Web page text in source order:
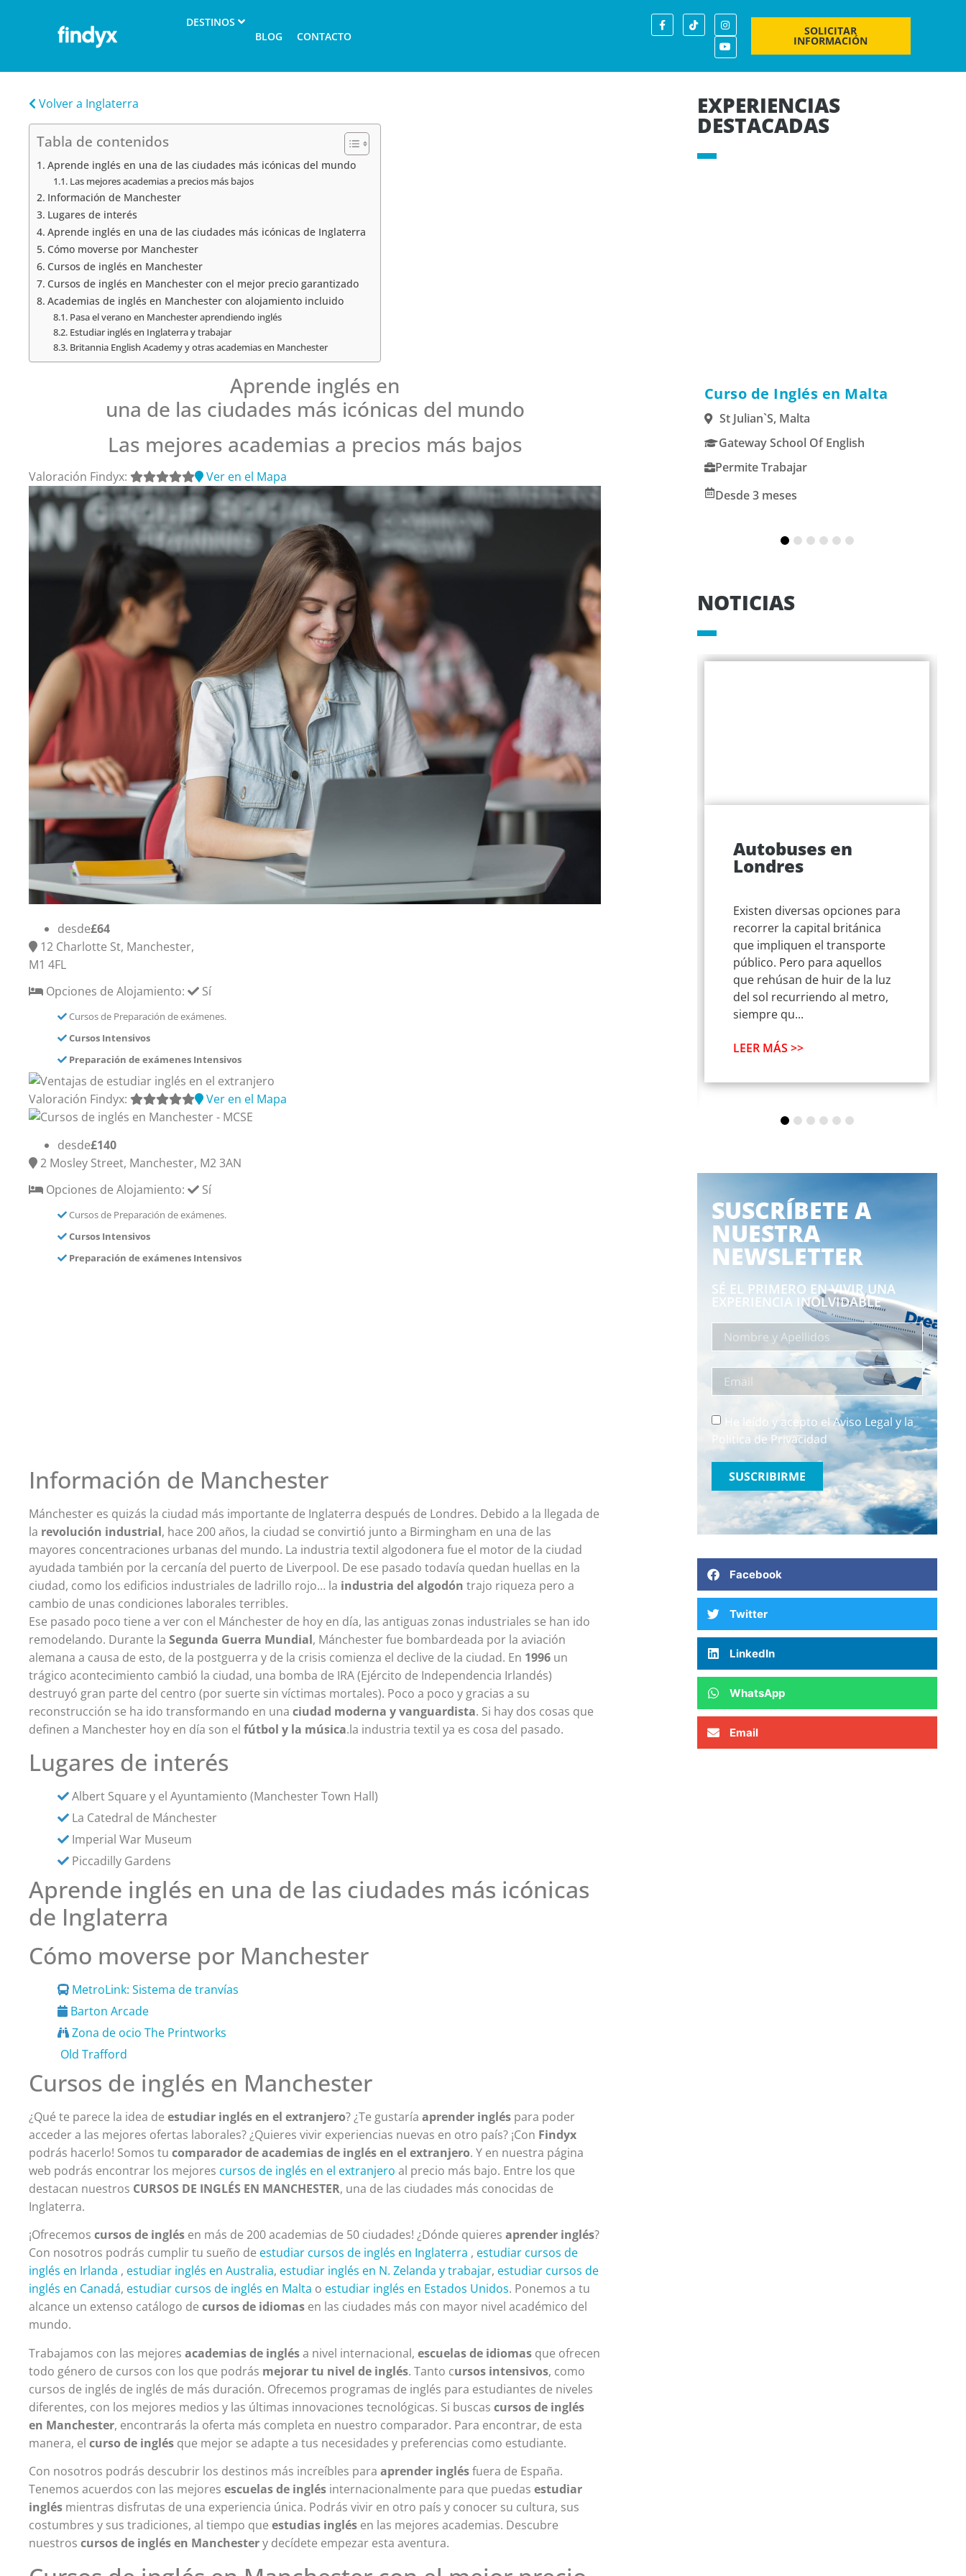
DESTINOS
BLOG
CONTACTO SOLICITAR
INFORMACIÓN
Volver a Inglaterra
Tabla de contenidos
Aprende inglés en una de las ciudades más icónicas del mundo
Las mejores academias a precios más bajos
Información de Manchester
Lugares de interés
Aprende inglés en una de las ciudades más icónicas de Inglaterra
Cómo moverse por Manchester
Cursos de inglés en Manchester
Cursos de inglés en Manchester con el mejor precio garantizado
Academias de inglés en Manchester con alojamiento incluido
Pasa el verano en Manchester aprendiendo inglés
Estudiar inglés en Inglaterra y trabajar
Britannia English Academy y otras academias en Manchester
Aprende inglés en
una de las ciudades más icónicas del mundo
Las mejores academias a precios más bajos
Valoración Findyx: Ver en el Mapa
desde£64
12 Charlotte St, Manchester,
M1 4FL
Opciones de Alojamiento:
Sí
Cursos de Preparación de exámenes.
Cursos Intensivos
Preparación de exámenes Intensivos
Valoración Findyx: Ver en el Mapa
desde£140
2 Mosley Street, Manchester, M2 3AN
Opciones de Alojamiento:
Sí
Cursos de Preparación de exámenes.
Cursos Intensivos
Preparación de exámenes Intensivos
Información de Manchester
Mánchester es quizás la ciudad más importante de Inglaterra después de Londres. Debido a la llegada de
la revolución industrial, hace 200 años, la ciudad se convirtió junto a Birmingham en una de las
mayores concentraciones urbanas del mundo. La industria textil algodonera fue el motor de la ciudad
ayudada también por la cercanía del puerto de Liverpool. De ese pasado todavía quedan huellas en la
ciudad, como los edificios industriales de ladrillo rojo… la industria del algodón trajo riqueza pero a
cambio de unas condiciones laborales terribles.
Ese pasado poco tiene a ver con el Mánchester de hoy en día, las antiguas zonas industriales se han ido
remodelando. Durante laSegunda Guerra Mundial, Mánchester fue bombardeada por la aviación
alemana a causa de esto, de la postguerra y de la crisis comienza el declive de la ciudad. En 1996 un
trágico acontecimiento cambió la ciudad, una bomba de IRA (Ejército de Independencia Irlandés)
destruyó gran parte del centro (por suerte sin víctimas mortales). Poco a poco y gracias a su
reconstrucción se ha ido transformando en unaciudad moderna y vanguardista. Si hay dos cosas que
definen a Manchester hoy en día son elfútbol y la música.la industria textil ya es cosa del pasado.
Lugares de interés
Albert Square y el Ayuntamiento (Manchester Town Hall)
La Catedral de Mánchester
Imperial War Museum
Piccadilly Gardens
Aprende inglés en una de las ciudades más icónicas
de Inglaterra
Cómo moverse por Manchester
MetroLink: Sistema de tranvías
Barton Arcade
Zona de ocio The Printworks
Old Trafford
Cursos de inglés en Manchester
¿Qué te parece la idea deestudiar inglés en el extranjero? ¿Te gustaríaaprender inglés para poder
acceder a las mejores ofertas laborales? ¿Quieres vivir experiencias nuevas en otro país? ¡Con Findyx
podrás hacerlo! Somos tucomparador de academias de inglés en el extranjero. Y en nuestra página
web podrás encontrar los mejores cursos de inglés en el extranjero al precio más bajo. Entre los que
destacan nuestros CURSOS DE INGLÉS EN MANCHESTER, una de las ciudades más conocidas de
Inglaterra.
¡Ofrecemoscursos de inglés en más de 200 academias de 50 ciudades! ¿Dónde quieresaprender inglés?
Con nosotros podrás cumplir tu sueño de estudiar cursos de inglés en Inglaterra , estudiar cursos de
inglés en Irlanda , estudiar inglés en Australia, estudiar inglés en N. Zelanda y trabajar, estudiar cursos de
inglés en Canadá, estudiar cursos de inglés en Malta o estudiar inglés en Estados Unidos. Ponemos a tu
alcance un extenso catálogo decursos de idiomas en las ciudades más con mayor nivel académico del
mundo.
Trabajamos con las mejoresacademias de inglésa nivel internacional,escuelas de idiomas que ofrecen
todo género de cursos con los que podrás mejorar tu nivel de inglés. Tanto cursos intensivos, como
cursos de inglés de inglés de más duración. Ofrecemos programas de inglés para estudiantes de niveles
diferentes, con los mejores medios y las últimas innovaciones tecnológicas. Si buscascursos de inglés
en Manchester, encontrarás la oferta más completa en nuestro comparador. Para encontrar, de esta
manera, elcurso de inglés que mejor se adapte a tus necesidades y preferencias como estudiante.
Con nosotros podrás descubrir los destinos más increíbles paraaprender inglésfuera de España.
Tenemos acuerdos con las mejoresescuelas de inglés internacionalmente para que puedasestudiar
inglés mientras disfrutas de una experiencia única. Podrás vivir en otro país y conocer su cultura, sus
costumbres y sus tradiciones, al tiempo queestudias inglés en las mejores academias. Descubre
nuestroscursos de inglés en Manchestery decídete empezar esta aventura.
EXPERIENCIAS
DESTACADAS
Gold Coast
Pacific English Study
6 meses
Curso de Inglés en Malta
St Julian`s, Malta
Gateway School Of English
Permite Trabajar
Desde 3 meses
NOTICIAS
Academias para
Estudiar Inglés en
Estados Unidos
Autobuses en
Londres
Existen diversas opciones para
recorrer la capital británica
que impliquen el transporte
público. Pero para aquellos
que rehúsan de huir de la luz
del sol recurriendo al metro,
siempre qu...
LEER MÁS >>
SUSCRÍBETE A
NUESTRA
NEWSLETTER
SÉ EL PRIMERO EN VIVIR UNA
EXPERIENCIA INOLVIDABLE
He leído y acepto el Aviso Legal y la
Política de Privacidad
SUSCRIBIRME
Facebook
Twitter
LinkedIn
WhatsApp
Email